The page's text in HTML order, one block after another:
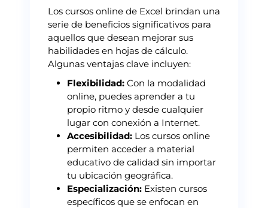
Los cursos online de Excel brindan una
serie de beneficios significativos para
aquellos que desean mejorar sus
habilidades en hojas de cálculo.
Algunas ventajas clave incluyen:
Flexibilidad: Con la modalidad
online, puedes aprender a tu
propio ritmo y desde cualquier
lugar con conexión a Internet.
Accesibilidad: Los cursos online
permiten acceder a material
educativo de calidad sin importar
tu ubicación geográfica.
Especialización: Existen cursos
específicos que se enfocan en